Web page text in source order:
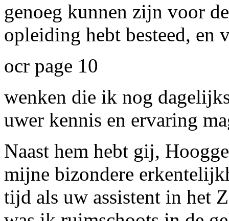
genoeg kunnen zijn voor
opleiding hebt besteed, en
ocr page 10
wenken die ik nog
uwer kennis en ervaring
Naast hem hebt gij,
mijne bizondere
tijd als uw assistent in het